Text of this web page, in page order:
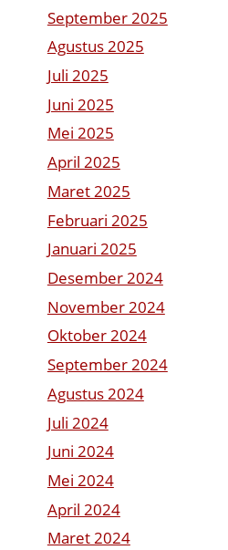
September 2025
Agustus 2025
Juli 2025
Juni 2025
Mei 2025
April 2025
Maret 2025
Februari 2025
Januari 2025
Desember 2024
November 2024
Oktober 2024
September 2024
Agustus 2024
Juli 2024
Juni 2024
Mei 2024
April 2024
Maret 2024